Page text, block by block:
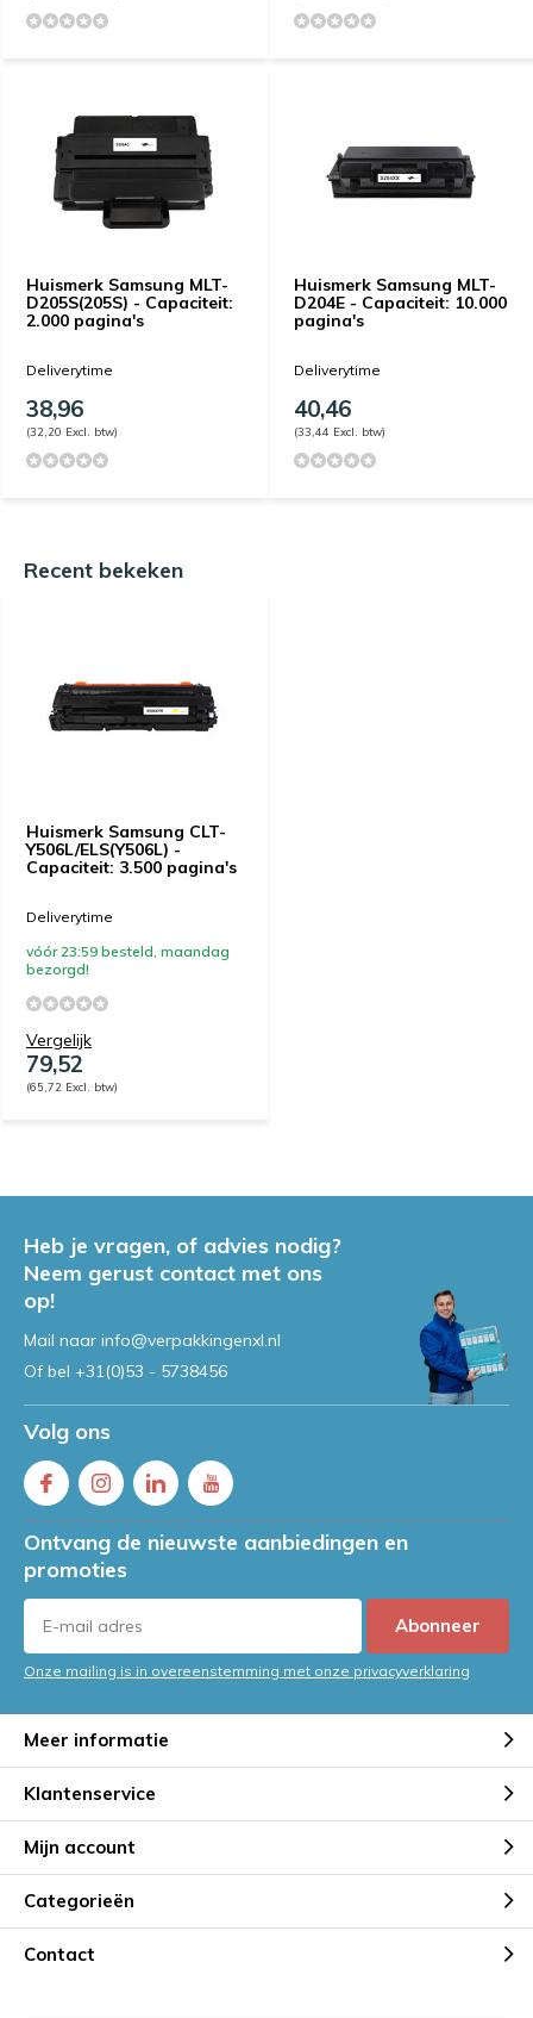
Huismerk Samsung MLT-
D205S(205S) - Capaciteit:
2.000 pagina's
Deliverytime
38,96
(32,20 Excl. btw)
Huismerk Samsung MLT-
D204E - Capaciteit: 10.000
pagina's
Deliverytime
40,46
(33,44 Excl. btw)
Recent bekeken
Huismerk Samsung CLT-
Y506L/ELS(Y506L) -
Capaciteit: 3.500 pagina's
Deliverytime
vóór 23:59 besteld, maandag
bezorgd!
Vergelijk
79,52
(65,72 Excl. btw)
Heb je vragen, of advies nodig?
Neem gerust contact met ons
op!
Mail naar info@verpakkingenxl.nl
Of bel +31(0)53 - 5738456
Volg ons
Ontvang de nieuwste aanbiedingen en
promoties
Abonneer
Onze mailing is in overeenstemming met onze privacyverklaring
Meer informatie
Klantenservice
Mijn account
Categorieën
Contact